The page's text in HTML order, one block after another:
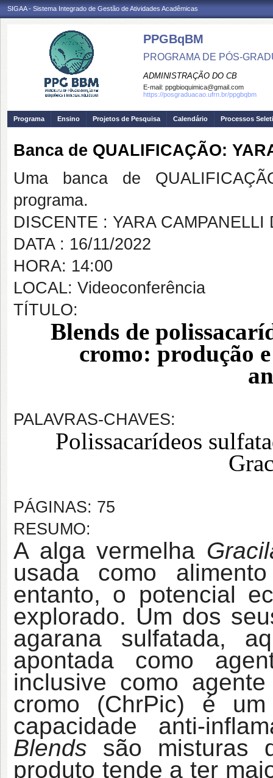
SIGAA - Sistema Integrado de Gestão de Atividades Acadêmicas
PPGBqBM
PROGRAMA DE PÓS-
ADMINISTRAÇÃO DO CB
E-mail: ppgbioquimica@gmail.com
https://posgraduacao.ufrn.br/ppgbqbm
Programa Ensino Projetos de Pesquisa Calendário Processos
Banca de QUALIFICAÇÃO:
Uma banca de
programa.
DISCENTE : YARA CAMPANELLI
DATA : 16/11/2022
HORA: 14:00
LOCAL: Videoconferência
TÍTULO:
Blends de
cromo: produção
PALAVRAS-CHAVES:
Polissacarídeos
PÁGINAS: 75
RESUMO:
A alga vermelha
usada como
entanto, o potencial
explorado. Um dos
agarana sulfatada,
apontada como
inclusive como
cromo (ChrPic) é um
capacidade anti-
Blends são misturas
produto tende a ter